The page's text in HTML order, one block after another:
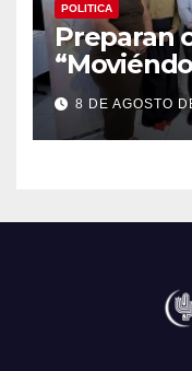
POLITICA
Preparan
Derechos
fortalecer
8 DE AGOSTO